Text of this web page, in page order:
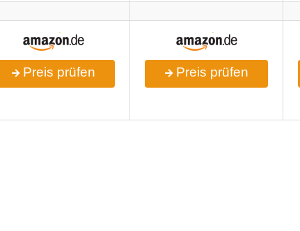
Preis prüfen Preis prüfen